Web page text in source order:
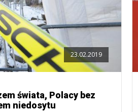
23.02.2019
świata, Polacy bez
niedosytu